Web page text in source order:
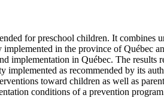
for preschool children. It combines
in the province of Québec
implementation in Québec. The
as recommended by its
toward children as well as
conditions of a prevention